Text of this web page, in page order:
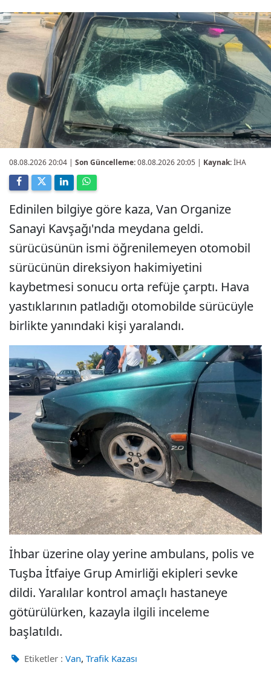
08.08.2026 20:04 | Son Güncelleme:08.08.2026 20:05 | Kaynak:İHA
Edinilen bilgiye göre kaza, Van Organize
Sanayi Kavşağı'nda meydana geldi.
sürücüsünün ismi öğrenilemeyen otomobil
sürücünün direksiyon hakimiyetini
kaybetmesi sonucu orta refüje çarptı. Hava
yastıklarının patladığı otomobilde sürücüyle
birlikte yanındaki kişi yaralandı.
İhbar üzerine olay yerine ambulans, polis ve
Tuşba İtfaiye Grup Amirliği ekipleri sevke
dildi. Yaralılar kontrol amaçlı hastaneye
götürülürken, kazayla ilgili inceleme
başlatıldı.
Etiketler : Van, Trafik Kazası